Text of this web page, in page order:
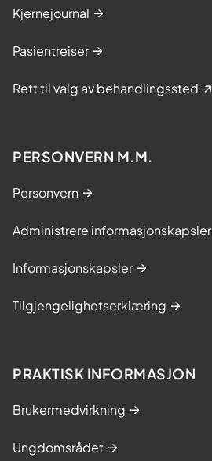
Kjernejournal
Pasientreiser
Rett til valg av behandlingssted
PERSONVERN M.M.
Personvern
Administrere informasjonskapsler
Informasjonskapsler
Tilgjengelighetserklæring
PRAKTISK INFORMASJON
Brukermedvirkning
Ungdomsrådet